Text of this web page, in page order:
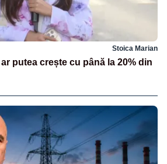
Stoica Marian
putea crește cu până la 20% din